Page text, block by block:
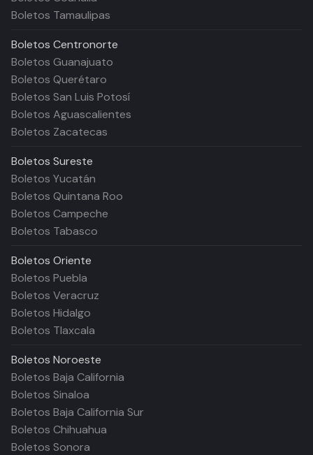
Boletos Tamaulipas
Boletos Centronorte
Boletos Guanajuato
Boletos Querétaro
Boletos San Luis Potosí
Boletos Aguascalientes
Boletos Zacatecas
Boletos Sureste
Boletos Yucatán
Boletos Quintana Roo
Boletos Campeche
Boletos Tabasco
Boletos Oriente
Boletos Puebla
Boletos Veracruz
Boletos Hidalgo
Boletos Tlaxcala
Boletos Noroeste
Boletos Baja California
Boletos Sinaloa
Boletos Baja California Sur
Boletos Chihuahua
Boletos Sonora